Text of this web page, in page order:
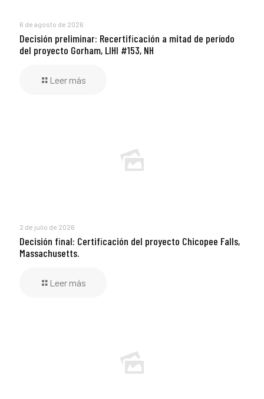
6 de agosto de 2026
Decisión preliminar: Recertificación a mitad de período
del proyecto Gorham, LIHI #153, NH
Leer más
2 de julio de 2026
Decisión final: Certificación del proyecto Chicopee Falls,
Massachusetts.
Leer más